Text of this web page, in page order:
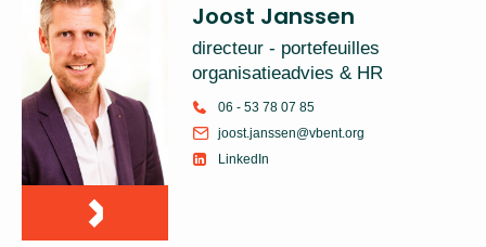
Joost Janssen
directeur - portefeuilles
organisatieadvies & HR
06 - 53 78 07 85
joost.janssen@vbent.org
LinkedIn